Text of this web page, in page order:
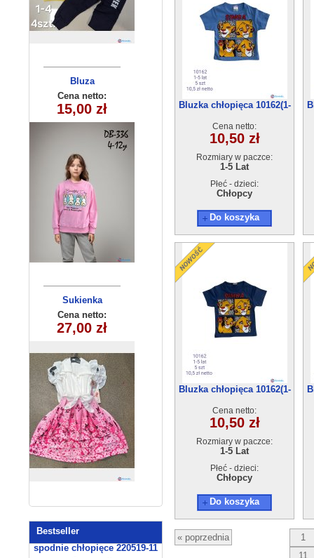
Bluza
dziecięca
290525-DB336
(4-12) 10szt
Cena netto:
15,00 zł
Sukienka
dziewczęca
(4-14 ) 6szt
Cena netto:
27,00 zł
Bluzka
dziecięca
180626-9(6-16)
6szt
Cena netto:
15,00 zł
Bluzka
dziecięca
Cena netto:
5,00 zł
Bestseller
spodnie chłopięce 220519-11
Bluzka chłopięca 10162(1-
Cena netto:
10,50 zł
Rozmiary w paczce:
1-5 Lat
Płeć - dzieci:
Chłopcy
Do koszyka
Bluzka chłopięca 10162(1-
Cena netto:
10,50 zł
Rozmiary w paczce:
1-5 Lat
Płeć - dzieci:
Chłopcy
Do koszyka
« poprzednia
1
11